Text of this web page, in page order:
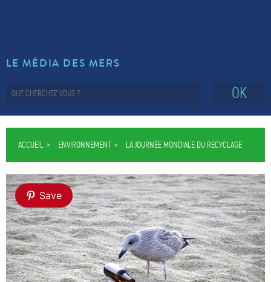
LE MÉDIA DES MERS
OK
ACCUEIL ENVIRONNEMENT LA JOURNÉE MONDIALE DU RECYCLAGE
Save